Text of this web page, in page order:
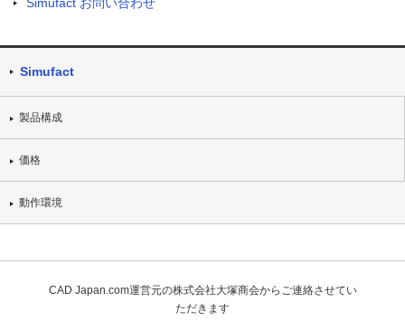
Simufact
製品構成
価格
動作環境
CAD Japan.com運営元の株式会社大塚商会からご連絡させてい
ただきます